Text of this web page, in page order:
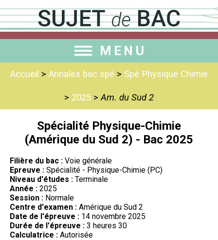
MENU
Accueil > Annales bac spé > Spé Physique Chimie
> 2025 >Am. du Sud 2
Spécialité Physique-Chimie
(Amérique du Sud 2) - Bac 2025
Filière du bac : Voie générale
Epreuve : Spécialité - Physique-Chimie (PC)
Niveau d'études : Terminale
Année : 2025
Session : Normale
Centre d'examen : Amérique du Sud 2
Date de l'épreuve : 14 novembre 2025
Durée de l'épreuve : 3 heures 30
Calculatrice : Autorisée